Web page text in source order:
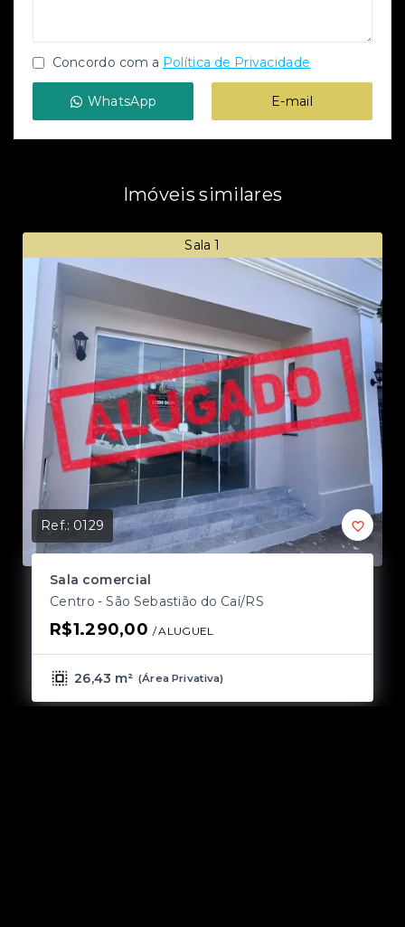
Concordo com a Política de Privacidade
WhatsApp E-mail
Imóveis similares
Sala 1
Ref.: 0129
Sala comercial
Centro - São Sebastião do Caí/RS
R$1.290,00 / ALUGUEL
26,43 m² (Área Privativa)